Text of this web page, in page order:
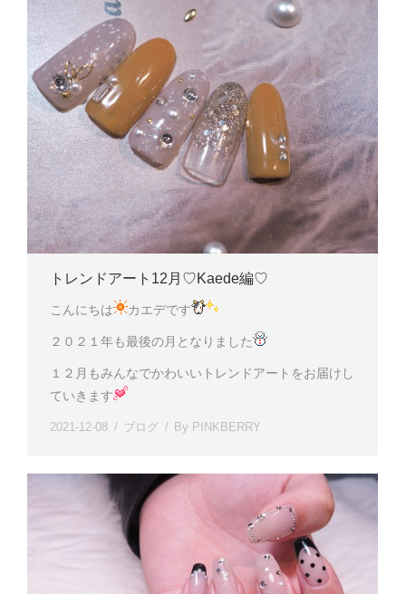
トレンドアート12月♡Kaede編♡
こんにちは カエデです
２０２１年も最後の月となりました
１２月もみんなでかわいいトレンドアートをお届けし
ていきます
2021-12-08 ブログ By PINKBERRY